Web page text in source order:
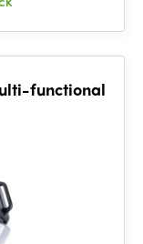
functional